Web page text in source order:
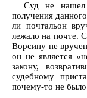
Суд не нашел
получения
ли почтальон
лежало на почте.
Ворсину не
он не является
закону,
судебному
почему-то не